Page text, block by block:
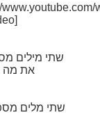
שתי מילים
את מה
שתי מלים